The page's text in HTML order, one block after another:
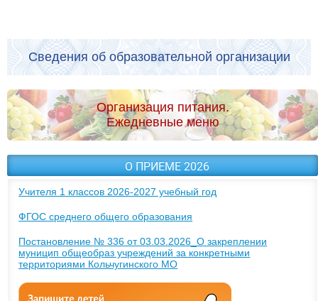
Сведения об образовательной организации
Организация питания.
Ежедневные меню
О ПРИЕМЕ 2026
Учителя 1 классов 2026-2027 учебный год
ФГОС среднего общего образования
Постановление № 336 от 03.03.2026_О закреплении
муницип общеобраз учреждений за конкретными
территориями Кольчугинского МО